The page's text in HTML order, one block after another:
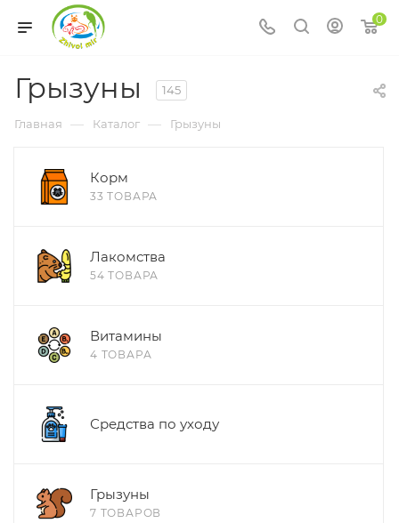
0
Грызуны 145
Главная — Каталог — Грызуны
Корм
33 ТОВАРА
Лакомства
54 ТОВАРА
Витамины
4 ТОВАРА
Средства по уходу
Грызуны
7 ТОВАРОВ